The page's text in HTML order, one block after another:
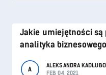
Jakie umiejętności są
analityka
A
ALEKSANDRA
FEB 04, 2021